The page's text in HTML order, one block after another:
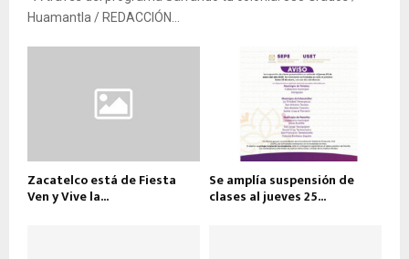
Huamantla / REDACCIÓN...
Zacatelco está de Fiesta
Ven y Vive la...
Se amplía suspensión de
clases al jueves 25...